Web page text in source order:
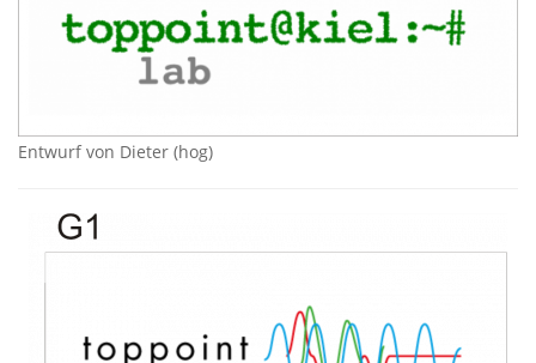
Entwurf von Dieter (hog)